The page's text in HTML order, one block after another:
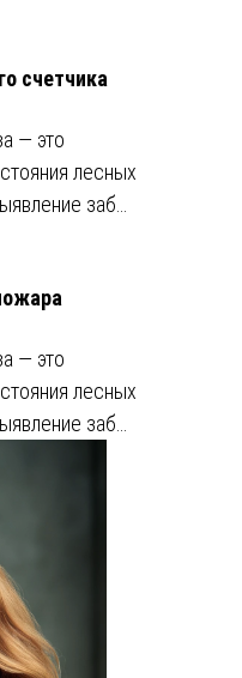
счетчика
— это
лесных
заб…
— это
лесных
заб…